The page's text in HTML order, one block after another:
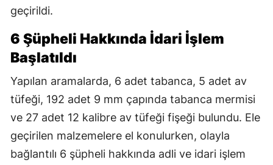
geçirildi.
6 Şüpheli Hakkında İdari İşlem
Başlatıldı
Yapılan aramalarda, 6 adet tabanca, 5 adet av
tüfeği, 192 adet 9 mm çapında tabanca mermisi
ve 27 adet 12 kalibre av tüfeği fişeği bulundu. Ele
geçirilen malzemelere el konulurken, olayla
bağlantılı 6 şüpheli hakkında adli ve idari işlem